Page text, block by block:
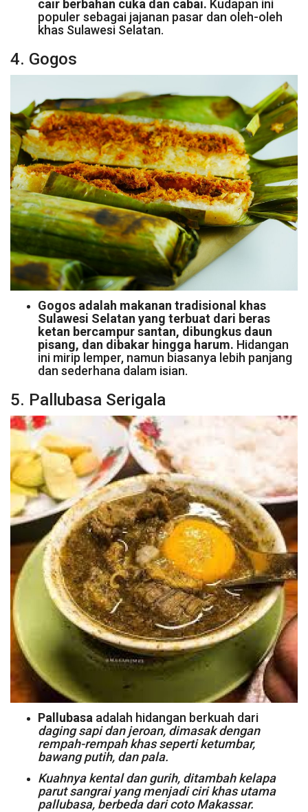
cair berbahan cuka dan cabai. Kudapan ini
populer sebagai jajanan pasar dan oleh-oleh
khas Sulawesi Selatan.
4. Gogos
Gogos adalah makanan tradisional khas
Sulawesi Selatan yang terbuat dari beras
ketan bercampur santan, dibungkus daun
pisang, dan dibakar hingga harum. Hidangan
ini mirip lemper, namun biasanya lebih panjang
dan sederhana dalam isian.
5. Pallubasa Serigala
Pallubasa adalah hidangan berkuah dari
daging sapi dan jeroan, dimasak dengan
rempah-rempah khas seperti ketumbar,
bawang putih, dan pala.
Kuahnya kental dan gurih, ditambah kelapa
parut sangrai yang menjadi ciri khas utama
pallubasa, berbeda dari coto Makassar.